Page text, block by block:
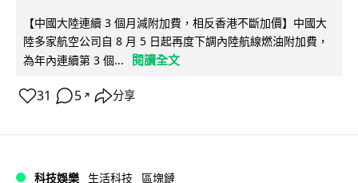
【中國大陸連續 3 個月減附加費，相反香港不斷加價】中國大
陸多家航空公司自 8 月 5 日起再度下調內陸航線燃油附加費，
為年內連續第 3 個...
閱讀全文
31 5 ↗ 分享
科技娛樂 生活科技 區塊鏈